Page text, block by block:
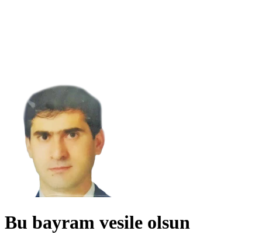
Bu bayram vesile olsun